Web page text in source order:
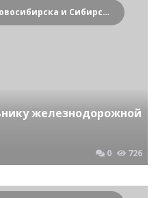
Криминальные новости Новосибирска и Сибирского региона
железнодорожной
0 726